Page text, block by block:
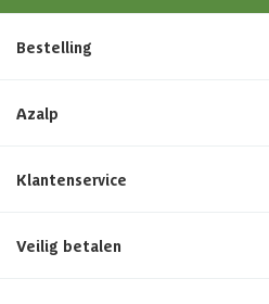
Bestelling
Azalp
Klantenservice
Veilig betalen